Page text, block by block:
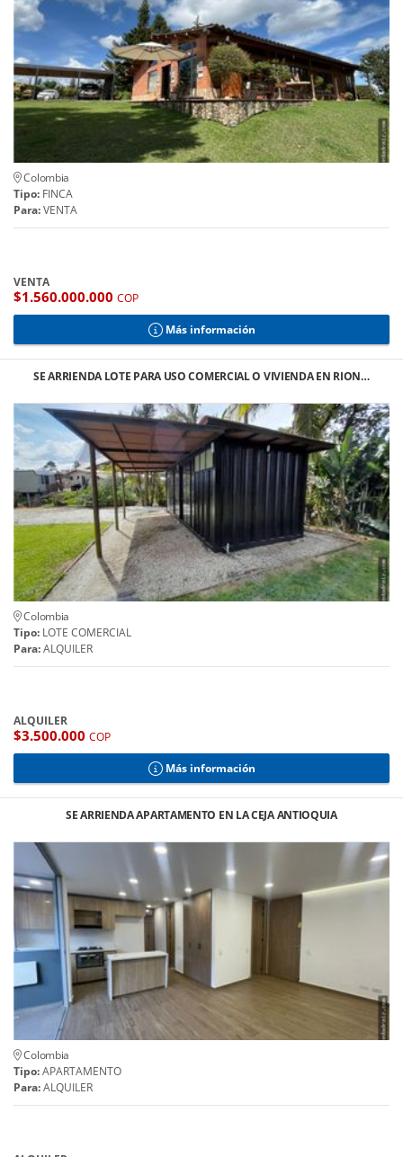
Colombia
Tipo: FINCA
Para:VENTA
VENTA
$1.560.000.000 COP
Más información
SE ARRIENDA LOTE PARA USO COMERCIAL O VIVIENDA EN RION…
Colombia
Tipo: LOTE COMERCIAL
Para:ALQUILER
ALQUILER
$3.500.000 COP
Más información
SE ARRIENDA APARTAMENTO EN LA CEJA ANTIOQUIA
Colombia
Tipo:APARTAMENTO
Para:ALQUILER